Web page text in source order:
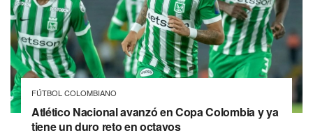
FÚTBOL COLOMBIANO
Atlético Nacional avanzó en Copa Colombia y ya
tiene un duro reto en octavos